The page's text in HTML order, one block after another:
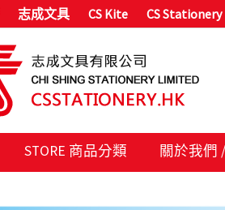
志成文具 CS Kite CS Stationery
STORE 商品分類 關於我們